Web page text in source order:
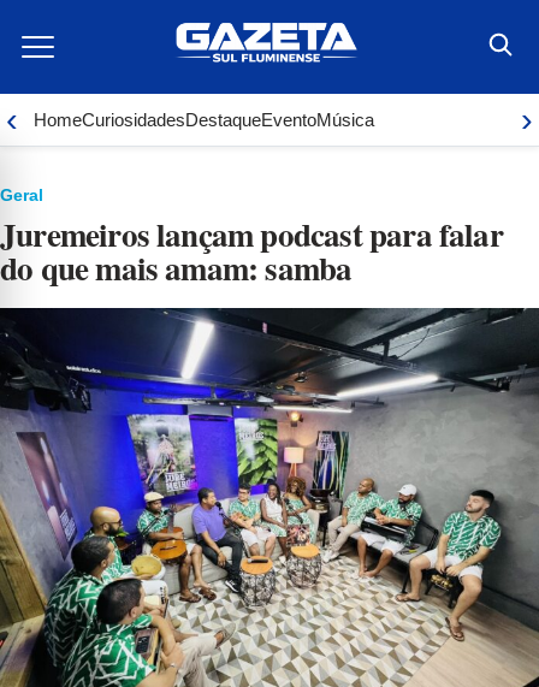
para
conteúdo
‹ HomeCuriosidadesDestaqueEventoMúsica ›
Geral
Juremeiros lançam podcast para falar
do que mais amam: samba